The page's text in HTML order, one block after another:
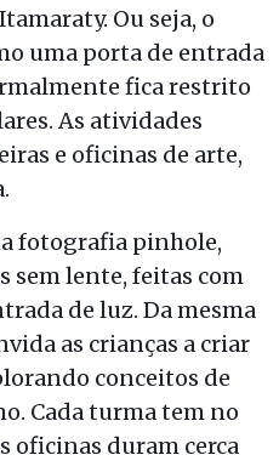
Ou seja, o
uma porta de entrada
fica restrito
As atividades
e oficinas de arte,
fotografia pinhole,
sem lente, feitas com
de luz. Da mesma
as crianças a criar
conceitos de
Cada turma tem no
oficinas duram cerca